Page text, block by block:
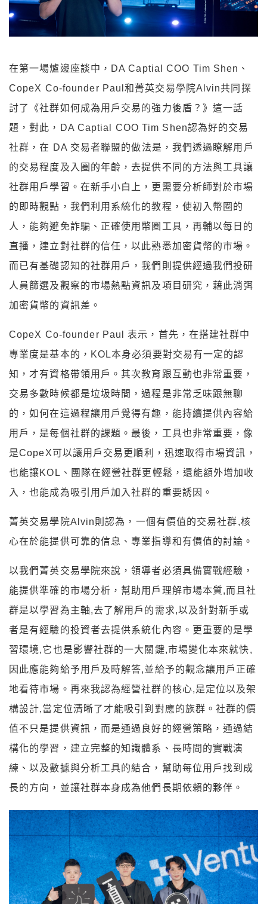
在第一場爐邊座談中，DA Captial COO Tim Shen、
CopeX Co-founder Paul和菁英交易學院Alvin共同探
討了《社群如何成為用戶交易的強力後盾？》這一話
題，對此，DA Captial COO Tim Shen認為好的交易
社群，在 DA 交易者聯盟的做法是，我們透過瞭解用戶
的交易程度及入圈的年齡，去提供不同的方法與工具讓
社群用戶學習。在新手小白上，更需要分析師對於市場
的即時觀點，我們利用系統化的教程，使初入幣圈的
人，能夠避免詐騙、正確使用幣圈工具，再輔以每日的
直播，建立對社群的信任，以此熟悉加密貨幣的市場。
而已有基礎認知的社群用戶，我們則提供經過我們投研
人員篩選及觀察的市場熱點資訊及項目研究，藉此消弭
加密貨幣的資訊差。
CopeX Co-founder Paul 表示，首先，在搭建社群中
專業度是基本的，KOL本身必須要對交易有一定的認
知，才有資格帶領用戶。其次教育跟互動也非常重要，
交易多數時候都是垃圾時間，過程是非常乏味跟無聊
的，如何在這過程讓用戶覺得有趣，能持續提供內容給
用戶，是每個社群的課題。最後，工具也非常重要，像
是CopeX可以讓用戶交易更順利，迅速取得市場資訊，
也能讓KOL、團隊在經營社群更輕鬆，還能額外增加收
入，也能成為吸引用戶加入社群的重要誘因。
菁英交易學院Alvin則認為，一個有價值的交易社群,核
心在於能提供可靠的信息、專業指導和有價值的討論。
以我們菁英交易學院來說，領導者必須具備實戰經驗，
能提供準確的市場分析，幫助用戶理解市場本質,而且社
群是以學習為主軸,去了解用戶的需求,以及針對新手或
者是有經驗的投資者去提供系統化內容。更重要的是學
習環境,它也是影響社群的一大關鍵,市場變化本來就快,
因此應能夠給予用戶及時解答,並給予的觀念讓用戶正確
地看待市場。再來我認為經營社群的核心,是定位以及架
構設計,當定位清晰了才能吸引到對應的族群。社群的價
值不只是提供資訊，而是通過良好的經營策略，通過結
構化的學習，建立完整的知識體系、長時間的實戰演
練、以及數據與分析工具的結合，幫助每位用戶找到成
長的方向，並讓社群本身成為他們長期依賴的夥伴。